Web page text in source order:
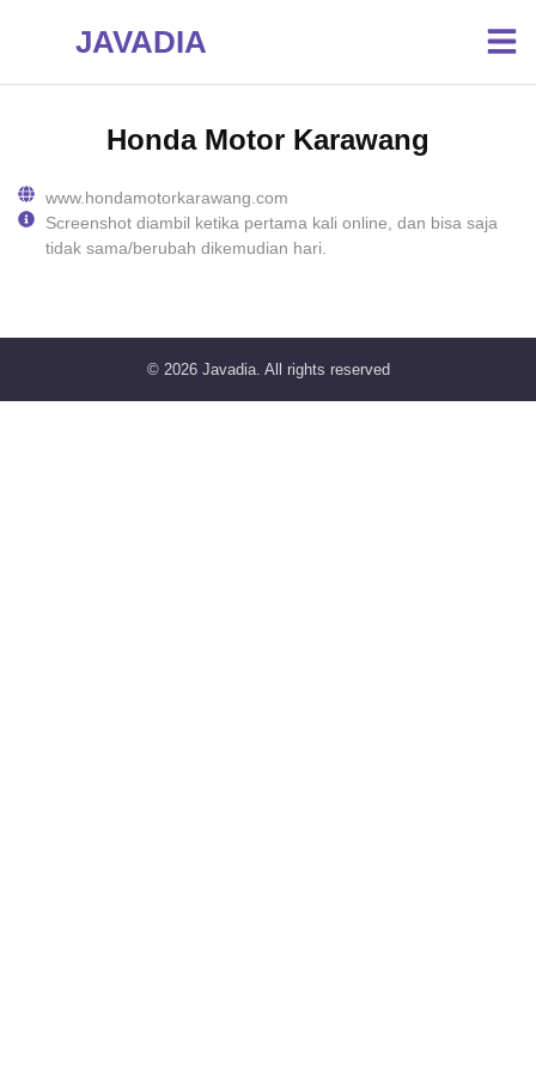
JAVADIA
Honda Motor Karawang
www.hondamotorkarawang.com
Screenshot diambil ketika pertama kali online, dan bisa saja
tidak sama/berubah dikemudian hari.
© 2026 Javadia. All rights reserved